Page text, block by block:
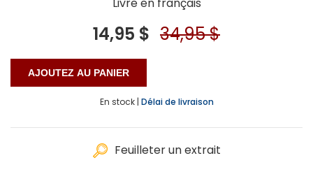
Livre en français
14,95 $ 34,95 $
En stock | Délai de livraison
Feuilleter un extrait